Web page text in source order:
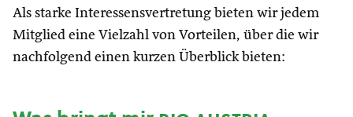
Als starke Interessensvertretung bieten wir jedem
Mitglied eine Vielzahl von Vorteilen, über die wir
nachfolgend einen kurzen Überblick bieten: